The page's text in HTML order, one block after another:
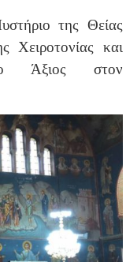
της Θείας
Χειροτονίας και
Άξιος στον